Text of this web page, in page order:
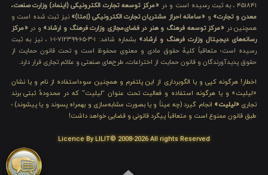
۴۵۱۸۴۱ ، به ثبت رسیده است و در
«مرکز توسعه تجارت الکترونیکی (اینماد) وزارت صنعت،
معدن و تجارت» و «سامانه احراز مشتریان تجارت الکترونیکی (اِمتا)» نیز ثبت شده است و
همچنین در «مرکز توسعه فرهنگ و هنر در فضای‌مجازی وزارت فرهنگ و ارشاد» و در«مرکز
رسانه‌های دیجیتال وزارت فرهنگ و ارشاد»
بشماره شامَد: ۱-۳-۶۵-۷۱۲۳۹۹-۱-۱ ، نیز به ثبت
رسیده است؛ متعاقباً کلیهٔ حقوق مادی و معنوی محفوظ است و تحت قانون حمایت از
حقوق پدیدآورندگان و قانون حمایت از اختراعات، طرح‌های صنعتی و علائم تجاری قرار دارد.
اخطار! هرگونه کپی و یا الگوبرداری از این پلتفرم و همچنین سوءاستفاده از نام و یا نشان
«لیلیت» و یا هرگونه استفاده و فعالیت تحت عنوان “لیلیت” که در محدودهٔ ثبتی برند
تجاری «لیلیت» انجام گیرد (چه عیناً و یا بصورت مشابه‌سازی و بهمراه پسوند و یا پیشوند) ؛
طبق قانون ممنوع است و متعاقباً پیگرد قانونی و قضایی خواهد داشت!
Licence By LILIT© 2008-2026 All rights Reserved